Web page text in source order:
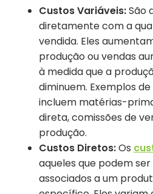
Custos Variáveis:São
diretamente com a
vendida. Eles
produção ou vendas
à medida que a
diminuem. Exemplos
incluem matérias-
direta, comissões de
produção.
Custos Diretos:Os
aqueles que podem
associados a um